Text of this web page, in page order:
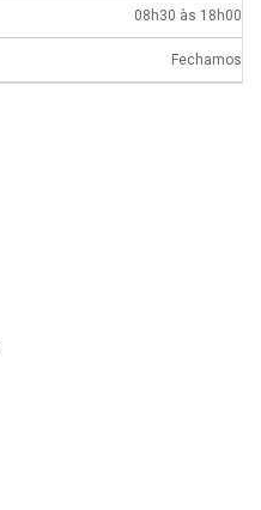
08h30 às 18h00
Fechamos